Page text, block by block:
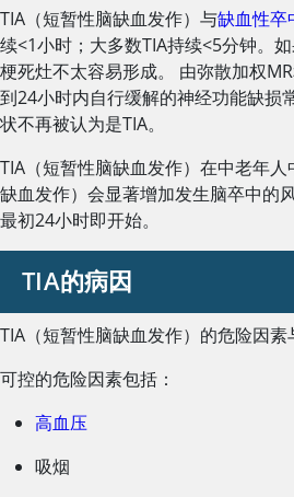
TIA（短暂性脑缺血发作）与缺血性卒
续<1小时；大多数TIA持续<5分钟。
梗死灶不太容易形成。 由弥散加权
到24小时内自行缓解的神经功能缺损
状不再被认为是TIA。
TIA（短暂性脑缺血发作）在中老年
缺血发作）会显著增加发生脑卒中的
最初24小时即开始。
TIA的病因
TIA（短暂性脑缺血发作）的危险因素
可控的危险因素包括：
高血压
吸烟